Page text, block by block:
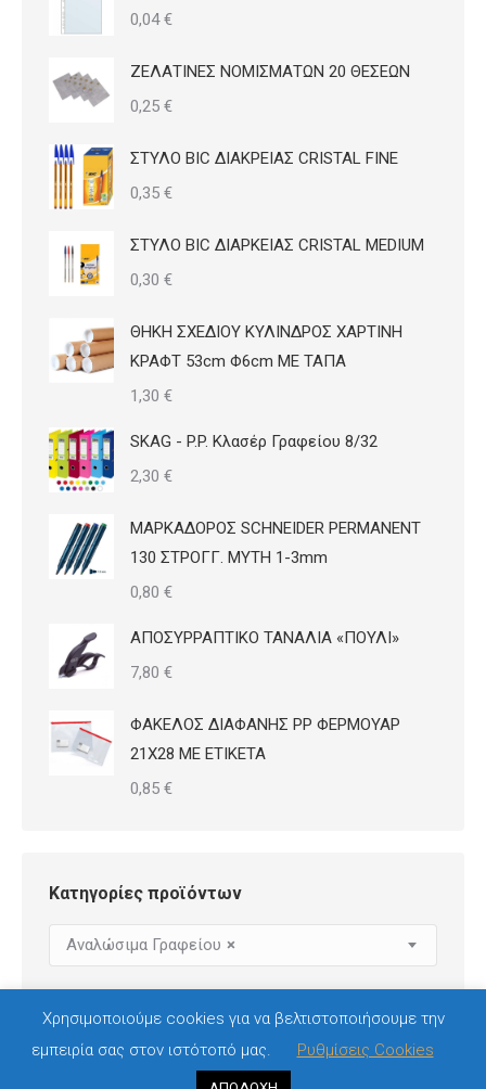
0,04€
ΖΕΛΑΤΙΝΕΣ ΝΟΜΙΣΜΑΤΩΝ 20 ΘΕΣΕΩΝ
0,25 €
ΣΤΥΛΟ BIC ΔΙΑΚΡΕΙΑΣ CRISTAL FINE
0,35 €
ΣΤΥΛΟ BIC ΔΙΑΡΚΕΙΑΣ CRISTAL MEDIUM
0,30 €
ΘΗΚΗ ΣΧΕΔΙΟΥ ΚΥΛΙΝΔΡΟΣ ΧΑΡΤΙΝΗ
ΚΡΑΦΤ 53cm Φ6cm ΜΕ ΤΑΠΑ
1,30 €
SKAG - P.P. Κλασέρ Γραφείου 8/32
2,30 €
ΜΑΡΚΑΔΟΡΟΣ SCHNEIDER PERMANENT
130 ΣΤΡΟΓΓ. ΜΥΤΗ 1-3mm
0,80 €
ΑΠΟΣΥΡΡΑΠΤΙΚΟ ΤΑΝΑΛΙΑ «ΠΟΥΛΙ»
7,80 €
ΦΑΚΕΛΟΣ ΔΙΑΦΑΝΗΣ PP ΦΕΡΜΟΥΑΡ
21Χ28 ΜΕ ΕΤΙΚΕΤΑ
0,85 €
Κατηγορίες προϊόντων
×
Αναλώσιμα Γραφείου
Χρησιμοποιούμε cookies για να βελτιστοποιήσουμε την
εμπειρία σας στον ιστότοπό μας.
Ρυθμίσεις Cookies